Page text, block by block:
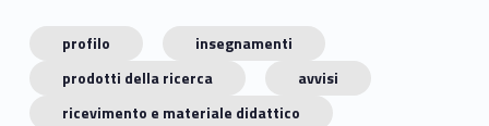
profilo
insegnamenti
prodotti della ricerca
avvisi
ricevimento e materiale didattico